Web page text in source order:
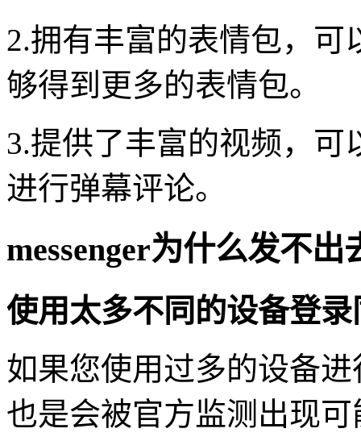
2.拥有丰富的表情包，
够得到更多的表情包。
3.提供了丰富的视频，
进行弹幕评论。
messenger为什么发不出
使用太多不同的设备登
如果您使用过多的设备进
也是会被官方监测出现